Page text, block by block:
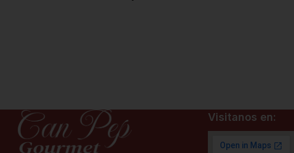
Visitanos en: